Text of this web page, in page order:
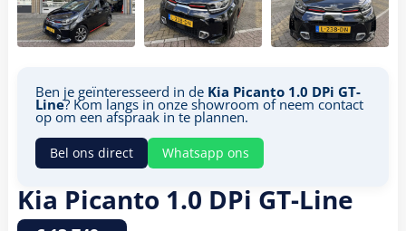
Ben je geïnteresseerd in de Kia Picanto 1.0 DPi GT-
Line? Kom langs in onze showroom of neem contact
op om een afspraak in te plannen.
Bel ons direct Whatsapp ons
Kia Picanto 1.0 DPi GT-Line